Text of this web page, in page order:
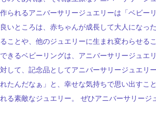
られるアニバーサリージュエリーは「ベビー
いところは、赤ちゃんが成長して大人になっ
ことや、他のジュエリーに生まれ変わらせる
きるベビーリングは、アニバーサリージュエ
して、記念品としてアニバーサリージュエリ
たんだなぁ」と、幸せな気持ちで思い出すこ
る素敵なジュエリー。 ぜひアニバーサリー